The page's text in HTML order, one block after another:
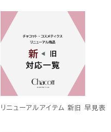
リニューアルアイテム 新旧 早見表